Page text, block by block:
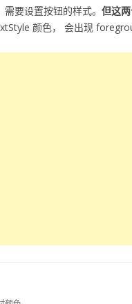
要设置按钮的样式。 但这
颜色， 会出现